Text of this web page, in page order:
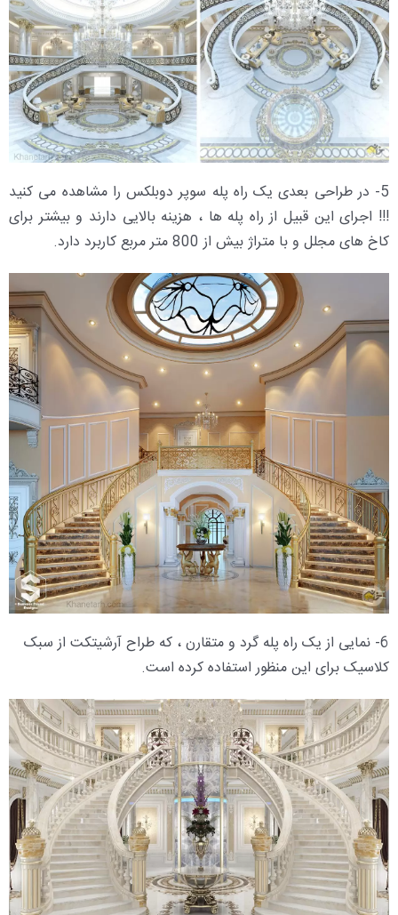
5- در طراحی بعدی یک راه پله سوپر دوبلکس را مشاهده می کنید
!!! اجرای این قبیل از راه پله ها ، هزینه بالایی دارند و بیشتر برای
کاخ های مجلل و با متراژ بیش از 800 متر مربع کاربرد دارد.
6- نمایی از یک راه پله گرد و متقارن ، که طراح آرشیتکت از سبک
کلاسیک برای این منظور استفاده کرده است.